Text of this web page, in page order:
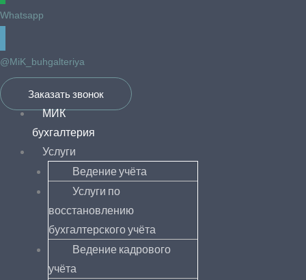
Whatsapp
@MiK_buhgalteriya
Заказать звонок
МИК
бухгалтерия
Услуги
Ведение учёта
Услуги по
восстановлению
бухгалтерского учёта
Ведение кадрового
учёта